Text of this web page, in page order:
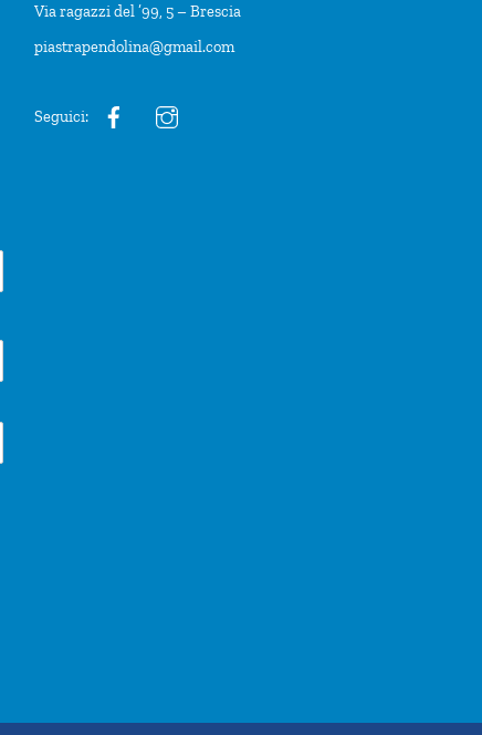
Via ragazzi del ’99, 5 – Brescia
piastrapendolina@gmail.com
Seguici: